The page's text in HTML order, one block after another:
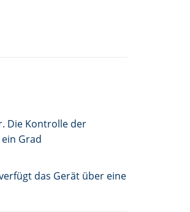
Die Kontrolle der
Grad
das Gerät über eine